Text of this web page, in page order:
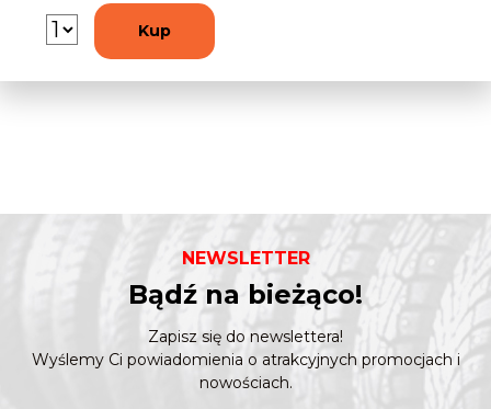
Kup
NEWSLETTER
Bądź na bieżąco!
Zapisz się do newslettera!
Wyślemy Ci powiadomienia o atrakcyjnych promocjach i
nowościach.